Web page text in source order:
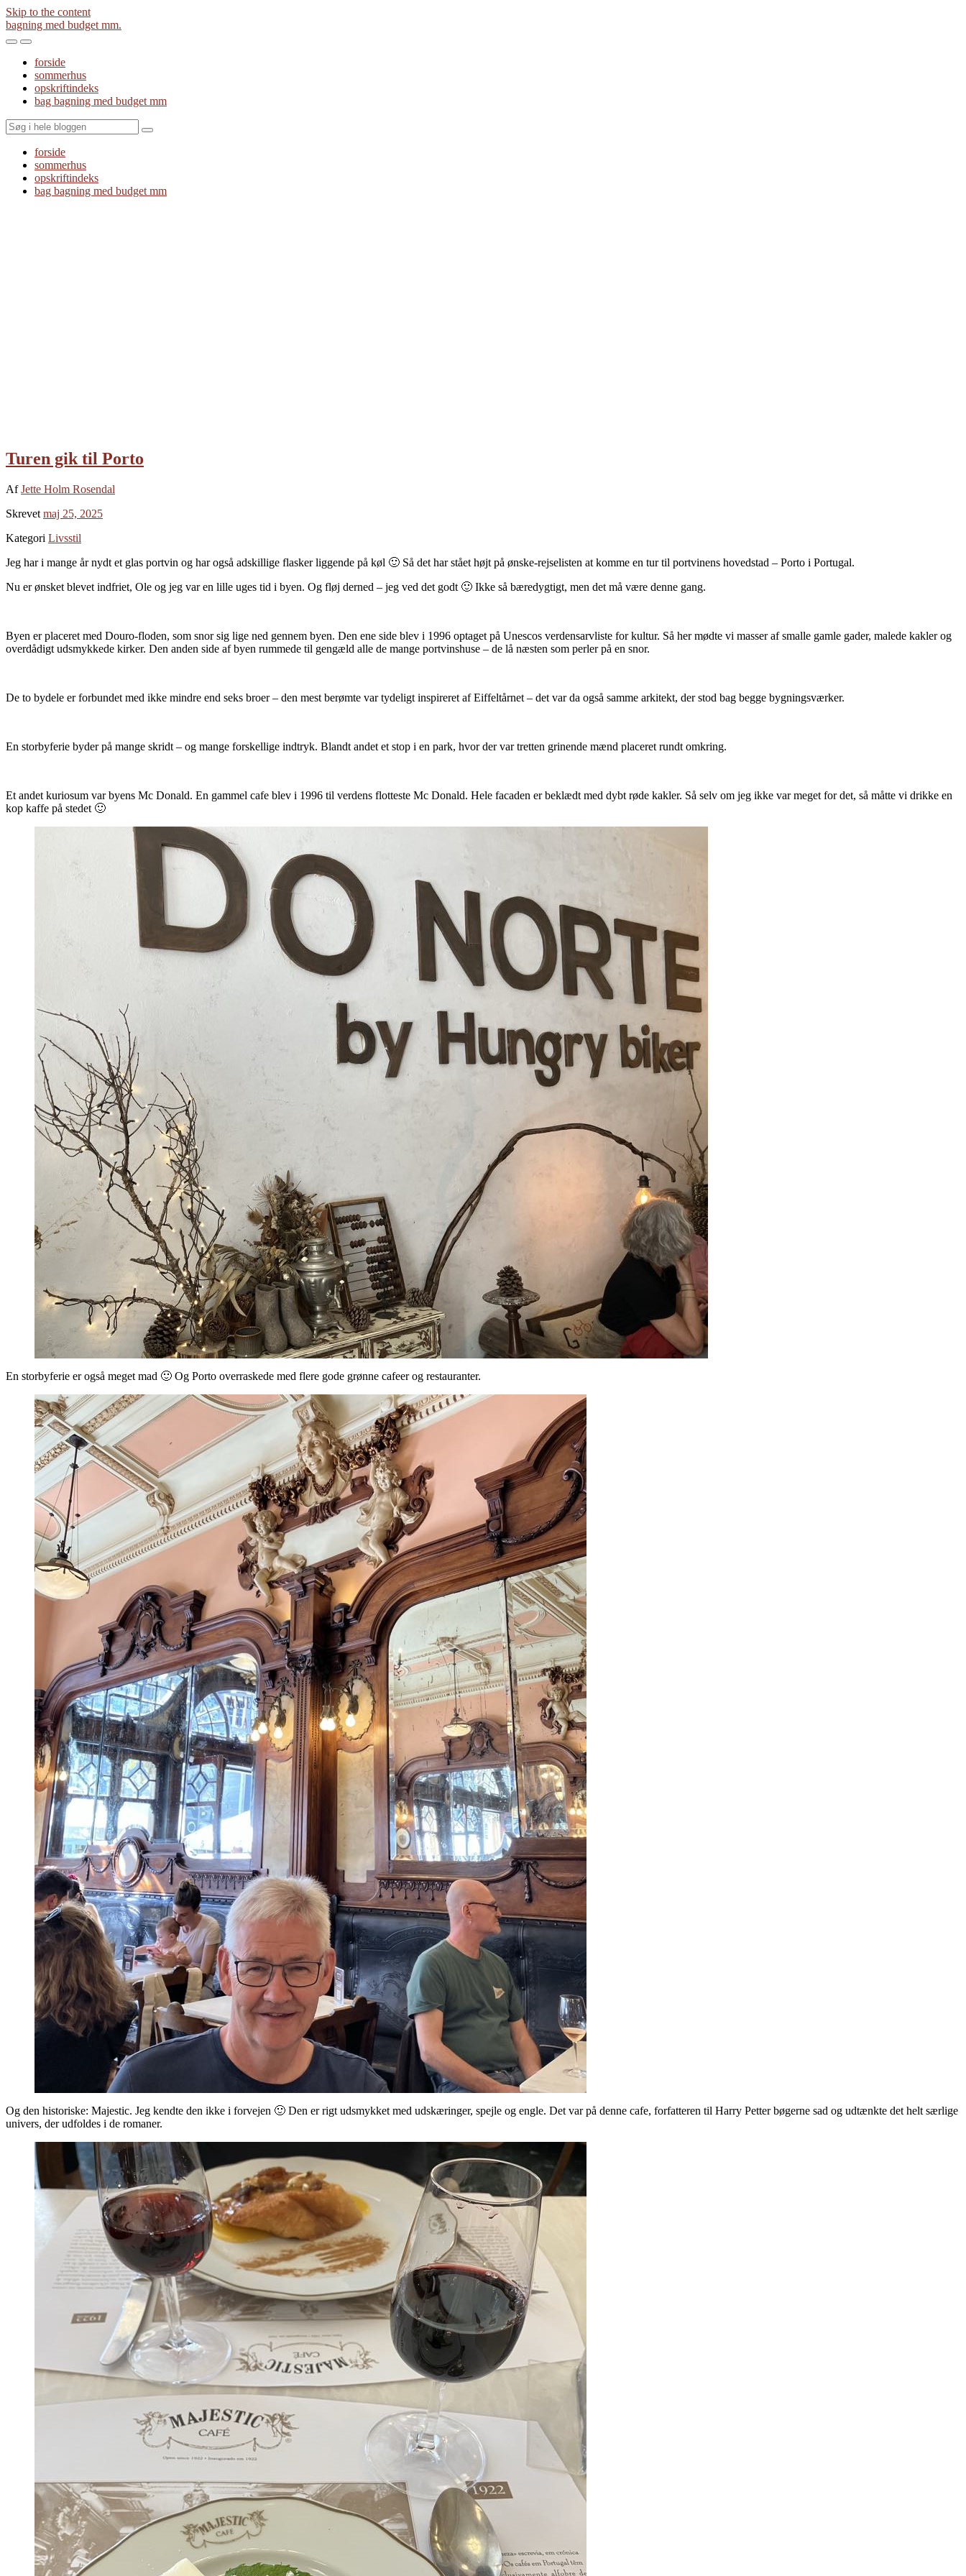
Skip to the content
bagning med budget mm.
Toggle
mobile
menu
Toggle
the
search
field
forside
sommerhus
opskriftindeks
bag bagning med budget mm
Search
forside
sommerhus
opskriftindeks
bag bagning med budget mm
Turen gik til Porto
AfJette Holm Rosendal
Skrevet maj 25, 2025
Kategori Livsstil
Jeg har i mange år nydt et glas portvin og har også adskillige flasker liggende på køl 🙂 Så det har stået højt på ønske-rejselisten at komme en tur til portvinens hovedstad – Porto i Portugal.
Nu er ønsket blevet indfriet, Ole og jeg var en lille uges tid i byen. Og fløj derned – jeg ved det godt 🙂 Ikke så bæredygtigt, men det må være denne gang.
Byen er placeret med Douro-floden, som snor sig lige ned gennem byen. Den ene side blev i 1996 optaget på Unescos verdensarvliste for kultur. Så her mødte vi masser af smalle gamle gader, malede kakler og
overdådigt udsmykkede kirker. Den anden side af byen rummede til gengæld alle de mange portvinshuse – de lå næsten som perler på en snor.
De to bydele er forbundet med ikke mindre end seks broer – den mest berømte var tydeligt inspireret af Eiffeltårnet – det var da også samme arkitekt, der stod bag begge bygningsværker.
En storbyferie byder på mange skridt – og mange forskellige indtryk. Blandt andet et stop i en park, hvor der var tretten grinende mænd placeret rundt omkring.
Et andet kuriosum var byens Mc Donald. En gammel cafe blev i 1996 til verdens flotteste Mc Donald. Hele facaden er beklædt med dybt røde kakler. Så selv om jeg ikke var meget for det, så måtte vi drikke en
kop kaffe på stedet 🙂
En storbyferie er også meget mad 🙂 Og Porto overraskede med flere gode grønne cafeer og restauranter.
Og den historiske: Majestic. Jeg kendte den ikke i forvejen 🙂 Den er rigt udsmykket med udskæringer, spejle og engle. Det var på denne cafe, forfatteren til Harry Petter bøgerne sad og udtænkte det helt særlige
univers, der udfoldes i de romaner.